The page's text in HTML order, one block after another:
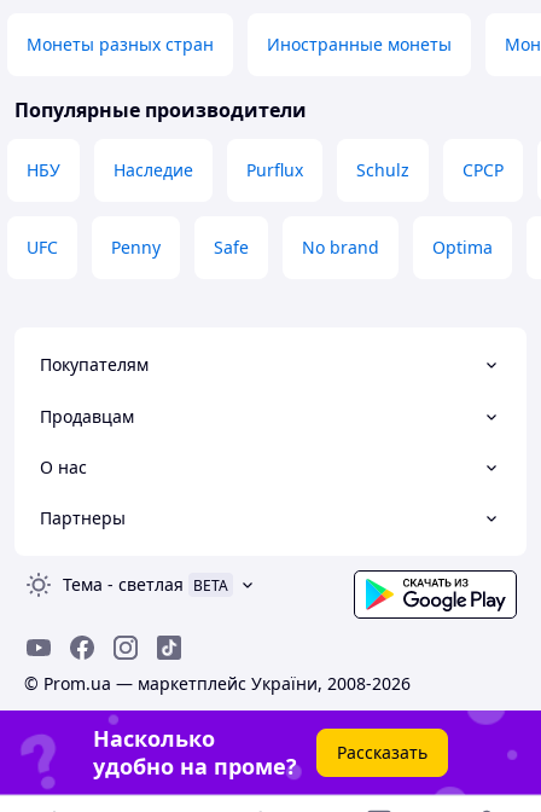
Монеты разных стран Иностранные монеты
Популярные производители
НБУ Наследие Purflux Schulz СРСР
UFC Penny Safe No brand Optima
Покупателям
Продавцам
О нас
Партнеры
Тема - светлая BETA
© Prom.ua — маркетплейс України, 2008-2026
Насколько
удобно на проме?
Рассказать